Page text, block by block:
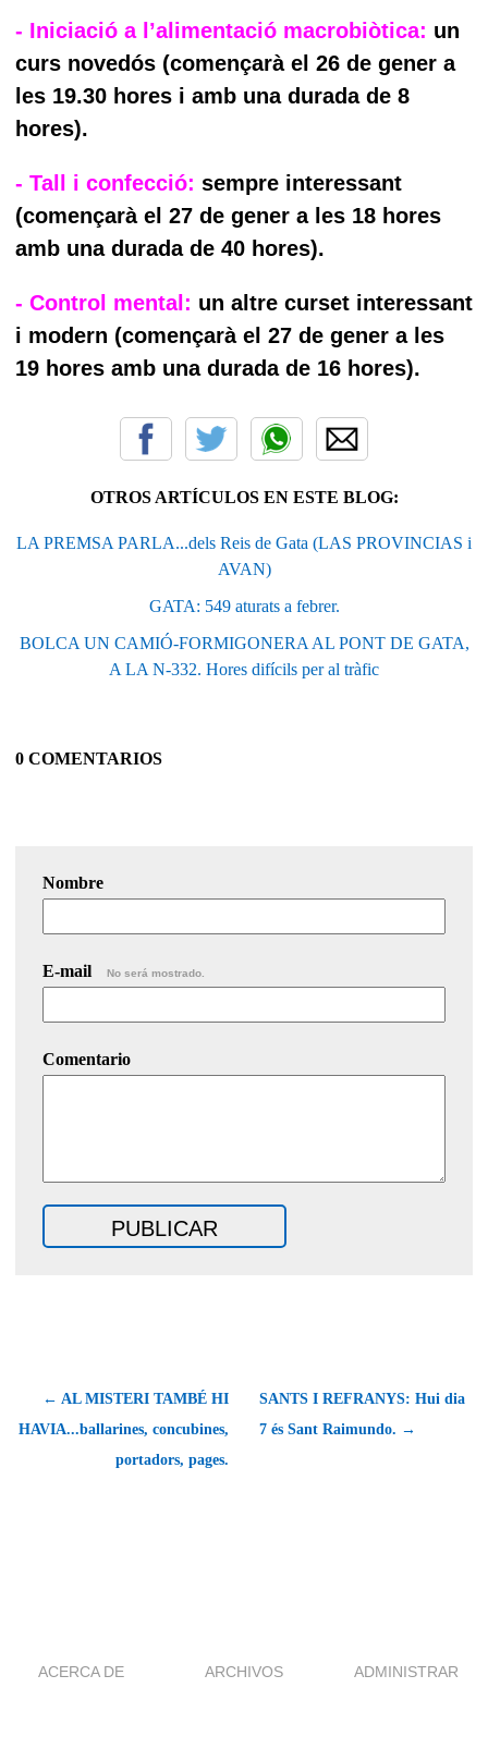
- Iniciació a l’alimentació macrobiòtica: un
curs novedós (començarà el 26 de gener a
les 19.30 hores i amb una durada de 8
hores).
- Tall i confecció: sempre interessant
(començarà el 27 de gener a les 18 hores
amb una durada de 40 hores).
- Control mental: un altre curset interessant
i modern (començarà el 27 de gener a les
19 hores amb una durada de 16 hores).
OTROS ARTÍCULOS EN ESTE BLOG:
LA PREMSA PARLA...dels Reis de Gata (LAS PROVINCIAS i
AVAN)
GATA: 549 aturats a febrer.
BOLCA UN CAMIÓ-FORMIGONERA AL PONT DE GATA,
A LA N-332. Hores difícils per al tràfic
0 COMENTARIOS
Nombre
E-mail No será mostrado.
Comentario
← AL MISTERI TAMBÉ HI
HAVIA...ballarines, concubines,
portadors, pages.
SANTS I REFRANYS: Hui dia
7 és Sant Raimundo. →
ACERCA DE ARCHIVOS ADMINISTRAR